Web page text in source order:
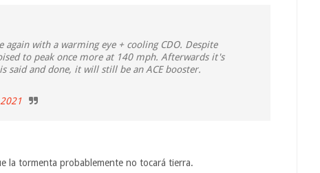
again with a warming eye + cooling CDO. Despite
to peak once more at 140 mph. Afterwards it's
said and done, it will still be an ACE booster.
la tormenta probablemente no tocará tierra.